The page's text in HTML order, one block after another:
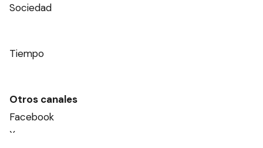
Sociedad
Tiempo
Otros canales
Facebook
X